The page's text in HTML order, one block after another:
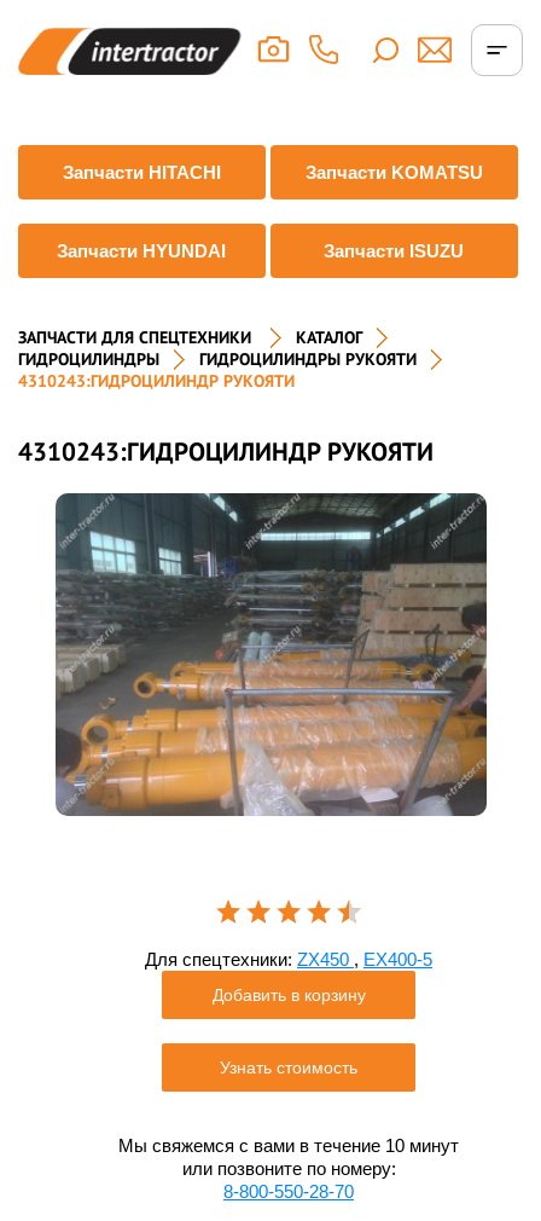
Запчасти HITACHI Запчасти KOMATSU
Запчасти HYUNDAI Запчасти ISUZU
ЗАПЧАСТИ ДЛЯ СПЕЦТЕХНИКИ
КАТАЛОГ
ГИДРОЦИЛИНДРЫ
ГИДРОЦИЛИНДРЫ РУКОЯТИ
4310243:ГИДРОЦИЛИНДР РУКОЯТИ
4310243:ГИДРОЦИЛИНДР РУКОЯТИ
Для спецтехники: ZX450 , EX400-5
Добавить в корзину
Узнать стоимость
Мы свяжемся с вами в течение 10 минут
или позвоните по номеру:
8-800-550-28-70